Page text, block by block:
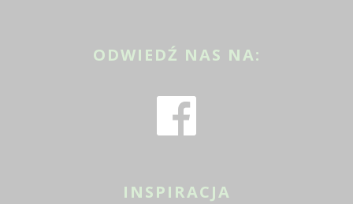
ODWIEDŹ NAS NA:
INSPIRACJA